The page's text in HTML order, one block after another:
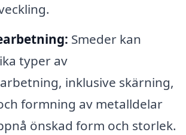
Smeder kan
typer av
inklusive skärning,
formning av metalldelar
önskad form och storlek.